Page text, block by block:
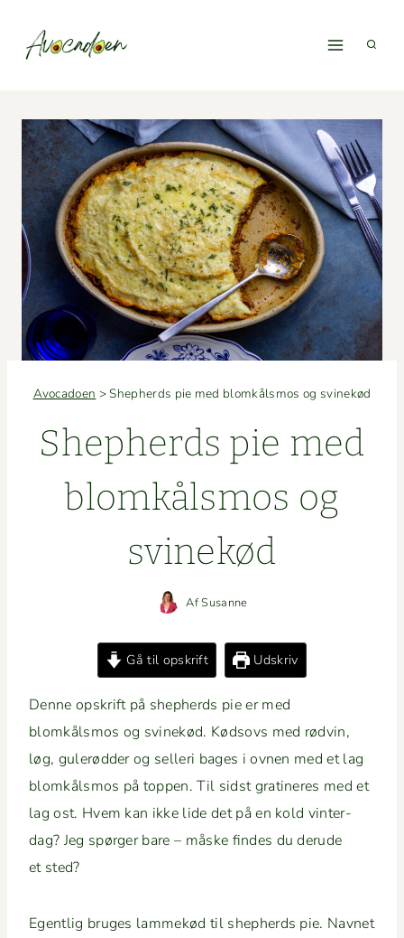
Avocadoen >Shepherds pie med blomkålsmos og svinekød
Shep­herds pie med
blomkålsmos og
svinekød
AfSusanne
Gå til opskrift Udskriv
Denne opskrift på shep­herds pie er med
blomkålsmos og svinekød. Kødsovs med rød­vin,
løg, gulerød­der og sel­l­eri bages i ovnen med et lag
blomkålsmos på top­pen. Til sidst gratineres med et
lag ost. Hvem kan ikke lide det på en kold vin­ter­
dag? Jeg spørg­er bare – måske find­es du derude
et sted?
Egentlig bruges lam­mekød til shep­herds pie. Navnet